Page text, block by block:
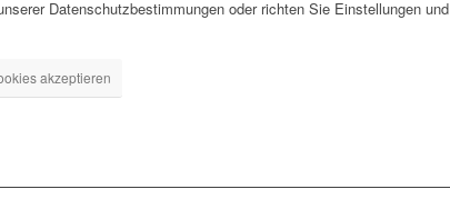
Datenschutzbestimmungen oder richten Sie Einstellungen und
akzeptieren